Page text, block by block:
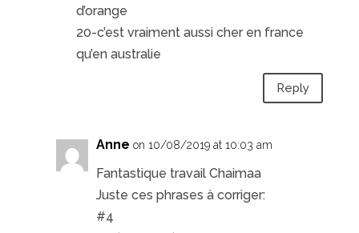
d’orange
20-c’est vraiment aussi cher en france
qu’en australie
Reply
Anne on 10/08/2019 at 10:03 am
Fantastique travail Chaimaa
Juste ces phrases à corriger:
#4